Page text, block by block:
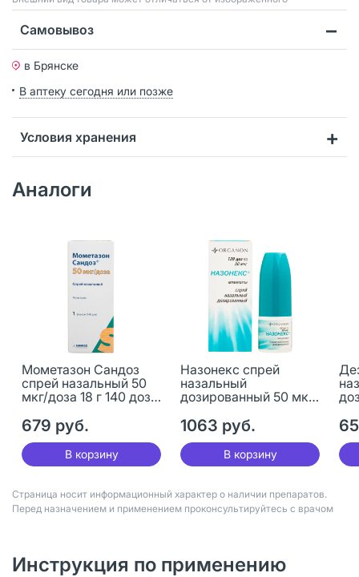
Самовывоз
в Брянске
В аптеку сегодня или позже
Условия хранения
Аналоги
Мометазон Сандоз
спрей назальный 50
мкг/доза 18 г 140 доз 1
679 руб.
В корзину
Назонекс спрей
назальный
дозированный 50 мкг/
1063 руб.
В корзину
Страница носит информационный характер о наличии препаратов.
Перед назначением и применением проконсультируйтесь с врачом
Инструкция по применению